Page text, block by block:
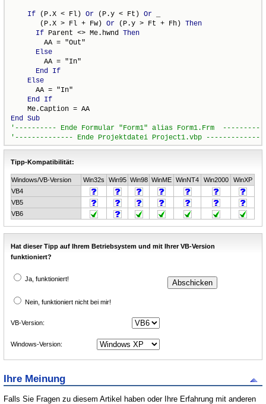
If (P.X < Fl) Or (P.y < Ft) Or
       (P.X > Fl + Fw)
Or (P.y > Ft + Fh) Then
If Parent <> Me.hwnd Then
        AA = "Out"
Else
        AA = "In"
End
If
Else
      AA = "In"
End
If
End Sub
Tipp-Kompatibilität:
Windows/VB-Version Win32s Win95 Win98 WinME WinNT4 Win2000
WinXP
VB4
VB5
VB6
Hat dieser Tipp auf Ihrem Betriebsystem und mit Ihrer VB-Version
funktioniert?
Ja, funktioniert!
Nein, funktioniert nicht bei mir!
VB-Version:
Windows-Version:
Ihre Meinung
Falls Sie Fragen zu diesem Artikel haben oder Ihre Erfahrung mit anderen